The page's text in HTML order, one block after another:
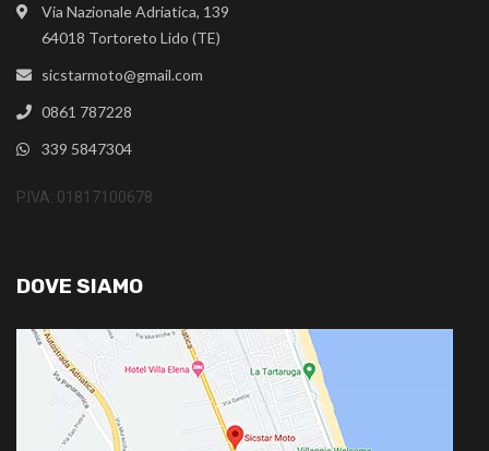
Via Nazionale Adriatica, 139
64018 Tortoreto Lido (TE)
sicstarmoto@gmail.com
0861 787228
339 5847304
P.IVA: 01817100678
DOVE SIAMO